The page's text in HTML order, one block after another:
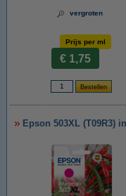
vergroten
Prijs per ml
€ 1,75
Epson 503XL (T09R3)